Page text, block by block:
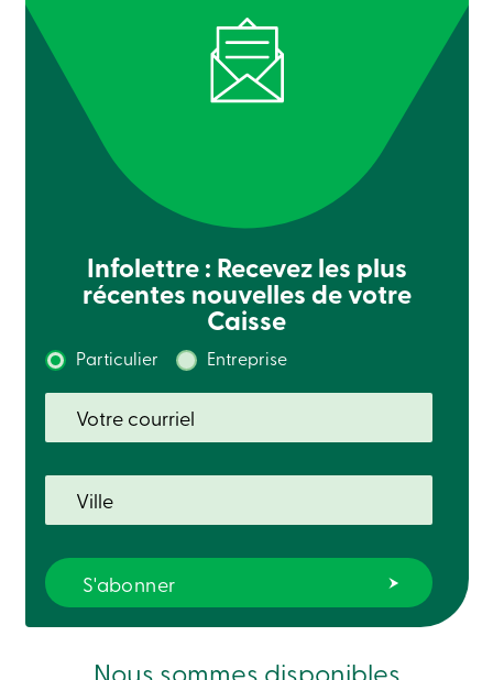
de
crédit
Particuliers
Connexion
crédit
-
Entreprises
Particuliers
Services
Centres
Nous
joindre
Recherche
membre
Se
connecter
Services
en
Infolettre : Recevez les plus
récentes nouvelles de votre
Caisse
Particulier Entreprise
Nous sommes disponibles